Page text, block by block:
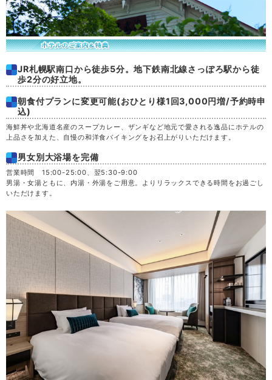
JR札幌駅南口から徒歩5分。地下鉄南北線さっぽろ駅から徒
歩2分の好立地。
朝食付プランに変更可能(おひとり様1回3,000円増/予約時申
込)
海鮮丼や北海道名産のスープカレー、ザンギなど地元で愛される逸品にホテルの
上品さを加えた、自慢の和洋食バイキングをお召上がりいただけます。
男女別大浴場を完備
営業時間 15:00-25:00、翌5:30-9:00
男湯・女湯ともに、内湯・外湯をご用意。よりリラックスできる時間をお過ごし
いただけます。